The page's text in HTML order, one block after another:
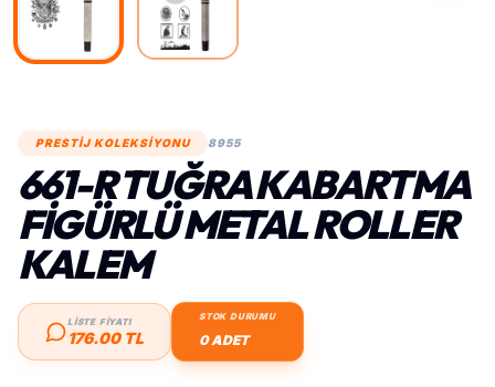
PRESTİJ KOLEKSİYONU 8955
661-R TUĞRA KABARTMA
FIGÜRLÜ METAL ROLLER
KALEM
LİSTE FİYATI
176.00 TL
STOK DURUMU
0 ADET